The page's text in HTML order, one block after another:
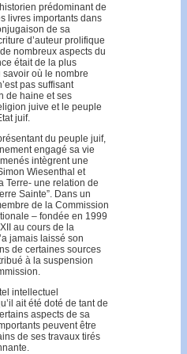
prédominant de
livres importants dans
de sa
d’auteur prolifique
nombreux aspects du
était de la plus
où le nombre
pas suffisant
de haine et ses
juive et le peuple
juif.
du peuple juif,
engagé sa vie
intègrent une
Wiesenthal et
Terre- une relation de
Sainte”. Dans un
de la Commission
– fondée en 1999
au cours de la
jamais laissé son
de certaines sources
à la suspension
intellectuel
ait été doté de tant de
aspects de sa
peuvent être
de ses travaux tirés